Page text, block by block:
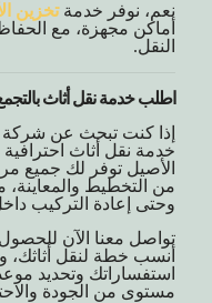
نعم، نوفر خدمةتخزين
أماكن مجهزة، مع
النقل.
اطلب خدمة نقل أثاث
إذا كنت تبحث عن شركة
خدمة نقل أثاث
الأصيل توفر لك جميع
من التخطيط والمعاينة،
وحتى إعادة التركيب
تواصل معنا الآن
أنسب خطة لنقل أثاثك،
استفساراتك وتحديد
مستوى من الجودة